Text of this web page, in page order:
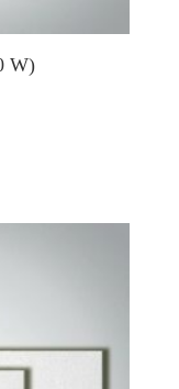
W)